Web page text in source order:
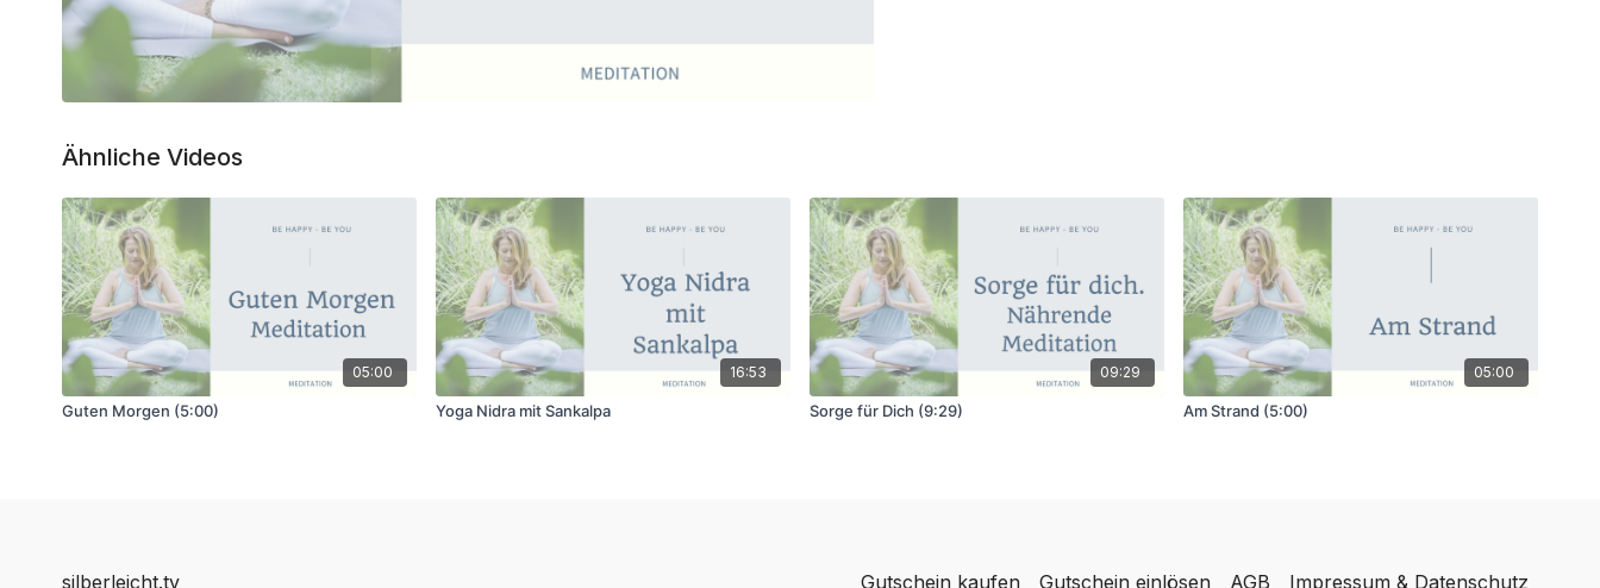
Ähnliche Videos
05:00
Guten Morgen (5:00)
16:53
Yoga Nidra mit Sankalpa
09:29
Sorge für Dich (9:29)
05:00
Am Strand (5:00)
silberleicht.tv Gutschein kaufen Gutschein einlösen AGB Impressum & Datenschutz